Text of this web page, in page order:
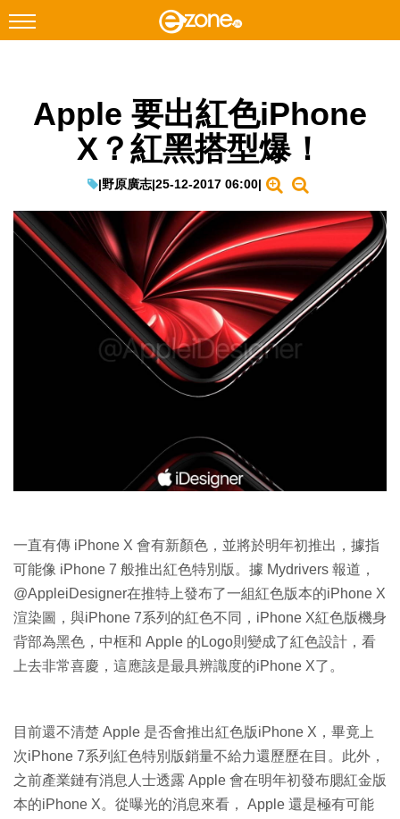
Facebook Instagram
遊戲動漫
教學評測
EduTech
生成式AI與雲端應用
Enterprise Digital Transformation
Apple 要出紅色iPhone
X？紅黑搭型爆！
|野原廣志|25-12-2017 06:00|
一直有傳 iPhone X 會有新顏色，並將於明年初推出，據指
可能像 iPhone 7 般推出紅色特別版。據 Mydrivers 報道，
@AppleiDesigner在推特上發布了一組紅色版本的iPhone X
渲染圖，與iPhone 7系列的紅色不同，iPhone X紅色版機身
背部為黑色，中框和 Apple 的Logo則變成了紅色設計，看
上去非常喜慶，這應該是最具辨識度的iPhone X了。
目前還不清楚 Apple 是否會推出紅色版iPhone X，畢竟上
次iPhone 7系列紅色特別版銷量不給力還歷歷在目。此外，
之前產業鏈有消息人士透露 Apple 會在明年初發布腮紅金版
本的iPhone X。從曝光的消息來看， Apple 還是極有可能